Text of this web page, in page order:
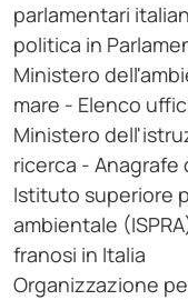
parlamentari
politica in
Ministero
mare - Elenco
Ministero
ricerca -
Istituto superiore
ambientale
franosi in Italia
Organizzazione